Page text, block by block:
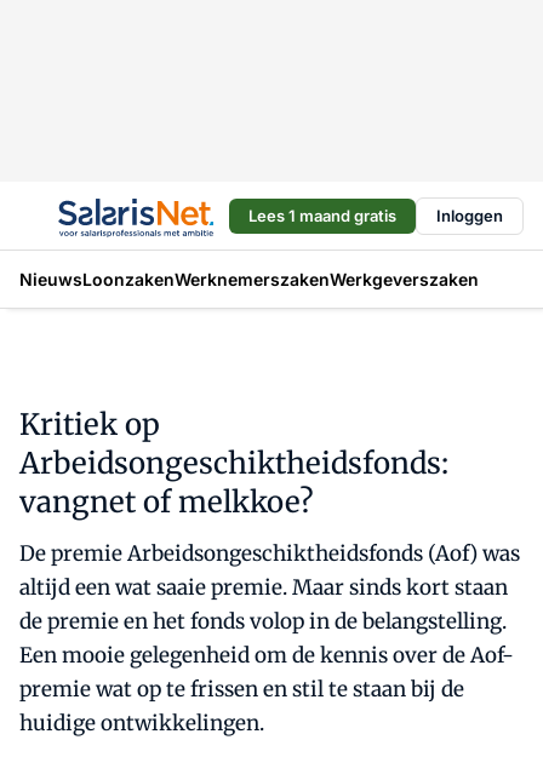
Lees 1 maand gratis Inloggen
NieuwsLoonzakenWerknemerszakenWerkgeverszaken
Kritiek op
Arbeidsongeschiktheidsfonds:
vangnet of melkkoe?
De premie Arbeidsongeschiktheidsfonds (Aof) was
altijd een wat saaie premie. Maar sinds kort staan
de premie en het fonds volop in de belangstelling.
Een mooie gelegenheid om de kennis over de Aof-
premie wat op te frissen en stil te staan bij de
huidige ontwikkelingen.